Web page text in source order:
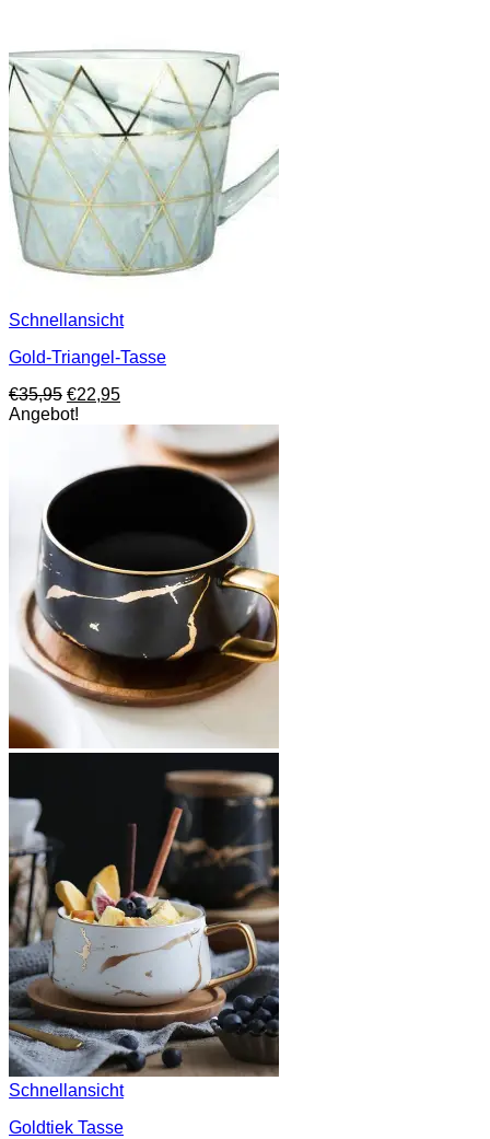
Schnellansicht
Gold-Triangel-Tasse
€35,95 Ursprünglicher
Preis
€22,95Aktueller
ist:
€22,95.
Angebot!
Schnellansicht
Goldtiek Tasse